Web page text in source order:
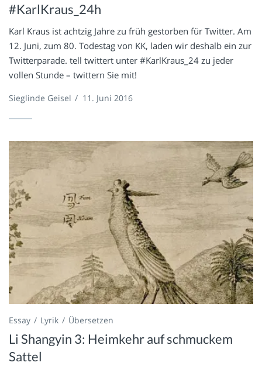
#KarlKraus_24h
Karl Kraus ist achtzig Jahre zu früh gestorben für Twitter. Am
12. Juni, zum 80. Todestag von KK, laden wir deshalb ein zur
Twitterparade. tell twittert unter #KarlKraus_24 zu jeder
vollen Stunde – twittern Sie mit!
Sieglinde Geisel / 11. Juni 2016
Essay Lyrik Übersetzen
Li Shangyin 3: Heimkehr auf schmuckem
Sattel